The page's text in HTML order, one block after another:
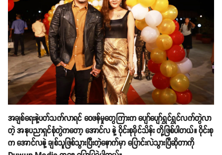
အချစ်ရေးနဲ့ပတ်သက်လာရင် ဝေဖန်မှုတွေကြားက ပျော်ပျော်ရွှင်ရွှင်လက်တွဲလာ
တဲ့ အနုပညာရှင်စုံတွဲကတော့ အောင်လ နဲ့ ဝိုင်းစုခိုင်သိန်း တို့ဖြစ်ပါတယ်။ ဝိုင်းစု
က အောင်လနဲ့ ချစ်သူဖြစ်သွားပြီးတဲ့နောက်မှာ ပြောင်းလဲသွားပြီဆိုတာကို